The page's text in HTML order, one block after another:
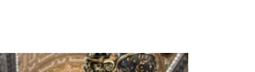
AGENDA
SENTIR COM A